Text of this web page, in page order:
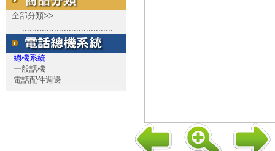
全部分類>>
.....................................
總機系統
一般話機
電話配件週邊